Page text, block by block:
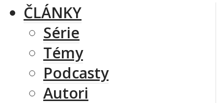
ČLÁNKY
Série
Témy
Podcasty
Autori